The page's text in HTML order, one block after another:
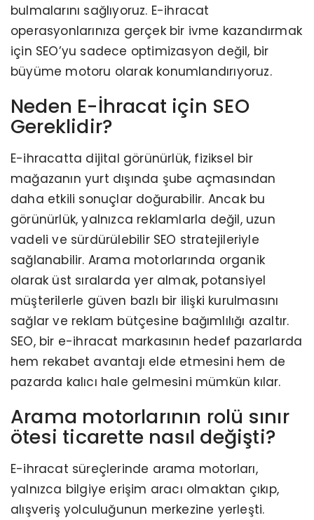
bulmalarını sağlıyoruz. E-ihracat
operasyonlarınıza gerçek bir ivme kazandırmak
için SEO’yu sadece optimizasyon değil, bir
büyüme motoru olarak konumlandırıyoruz.
Neden E-İhracat için SEO
Gereklidir?
E-ihracatta dijital görünürlük, fiziksel bir
mağazanın yurt dışında şube açmasından
daha etkili sonuçlar doğurabilir. Ancak bu
görünürlük, yalnızca reklamlarla değil, uzun
vadeli ve sürdürülebilir SEO stratejileriyle
sağlanabilir. Arama motorlarında organik
olarak üst sıralarda yer almak, potansiyel
müşterilerle güven bazlı bir ilişki kurulmasını
sağlar ve reklam bütçesine bağımlılığı azaltır.
SEO, bir e-ihracat markasının hedef pazarlarda
hem rekabet avantajı elde etmesini hem de
pazarda kalıcı hale gelmesini mümkün kılar.
Arama motorlarının rolü sınır
ötesi ticarette nasıl değişti?
E-ihracat süreçlerinde arama motorları,
yalnızca bilgiye erişim aracı olmaktan çıkıp,
alışveriş yolculuğunun merkezine yerleşti.